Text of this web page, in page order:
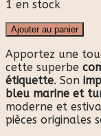
1 en stock
Ajouter au panier
Apportez une
cette superbe
étiquette. Son
bleu marine et
moderne et
pièces originales